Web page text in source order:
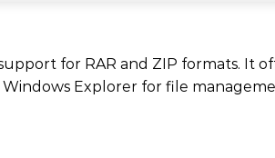
for RAR and ZIP formats. It
Explorer for file